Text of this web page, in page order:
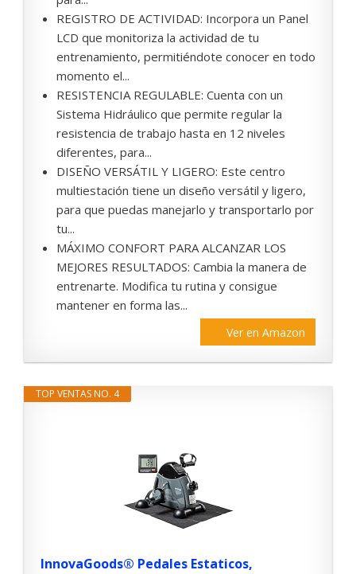
REGISTRO DE ACTIVIDAD: Incorpora un Panel
LCD que monitoriza la actividad de tu
entrenamiento, permitiéndote conocer en todo
momento el...
RESISTENCIA REGULABLE: Cuenta con un
Sistema Hidráulico que permite regular la
resistencia de trabajo hasta en 12 niveles
diferentes, para...
DISEÑO VERSÁTIL Y LIGERO: Este centro
multiestación tiene un diseño versátil y ligero,
para que puedas manejarlo y transportarlo por
tu...
MÁXIMO CONFORT PARA ALCANZAR LOS
MEJORES RESULTADOS: Cambia la manera de
entrenarte. Modifica tu rutina y consigue
mantener en forma las...
Ver en Amazon
TOP VENTAS NO. 4
InnovaGoods® Pedales Estaticos,